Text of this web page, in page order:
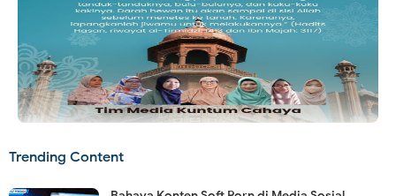
Trending Content